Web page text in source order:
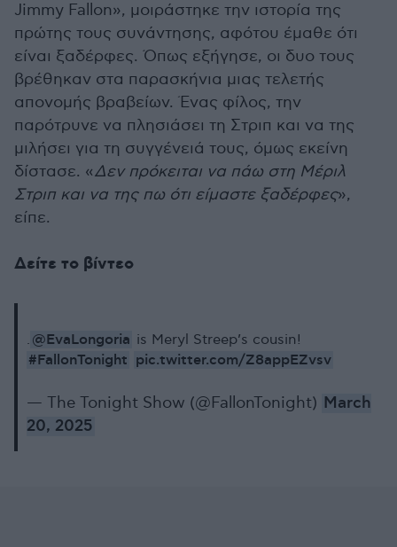
Jimmy Fallon», μοιράστηκε την ιστορία της
πρώτης τους συνάντησης, αφότου έμαθε ότι
είναι ξαδέρφες. Όπως εξήγησε, οι δυο τους
βρέθηκαν στα παρασκήνια μιας τελετής
απονομής βραβείων. Ένας φίλος, την
παρότρυνε να πλησιάσει τη Στριπ και να της
μιλήσει για τη συγγένειά τους, όμως εκείνη
δίστασε. «Δεν πρόκειται να πάω στη Μέριλ
Στριπ και να της πω ότι είμαστε ξαδέρφες»,
είπε.
Δείτε το βίντεο
. @EvaLongoria is Meryl Streep’s cousin!
#FallonTonight pic.twitter.com/Z8appEZvsv
— The Tonight Show (@FallonTonight) March
20, 2025